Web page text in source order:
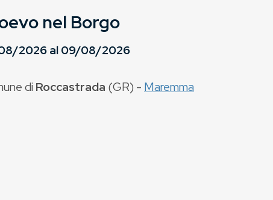
nel Borgo
2026al09/08/2026
di Roccastrada (GR) - Maremma